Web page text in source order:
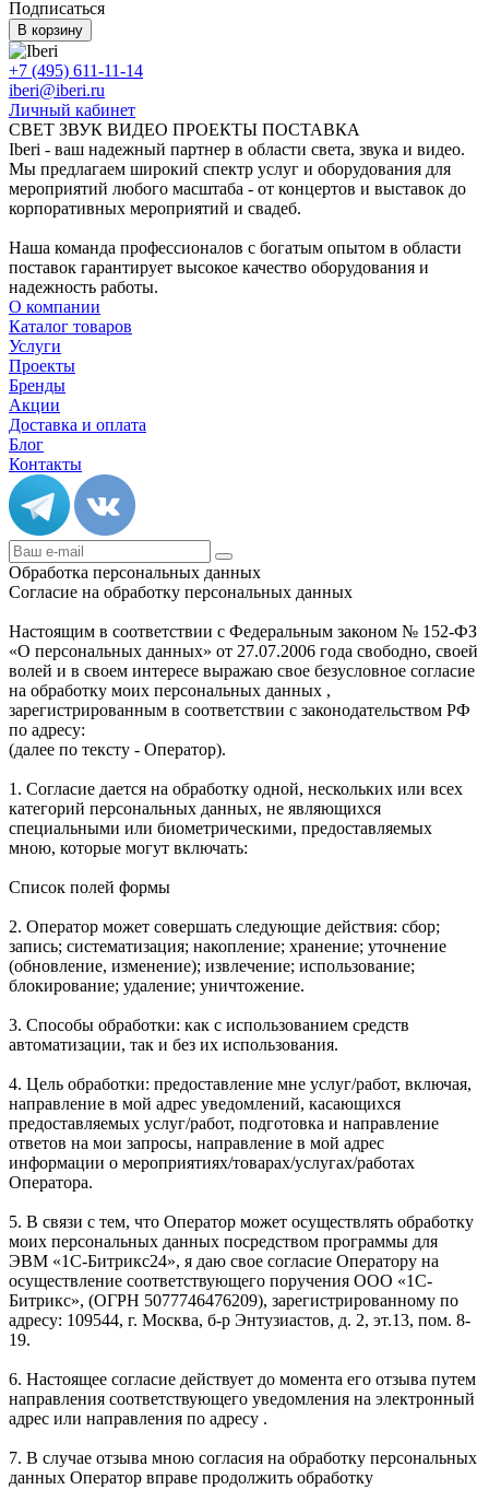
Подписаться
В корзину
+7 (495) 611-11-14
iberi@iberi.ru
Личный кабинет
СВЕТ ЗВУК ВИДЕО ПРОЕКТЫ ПОСТАВКА
Iberi - ваш надежный партнер в области света, звука и видео.
Мы предлагаем широкий спектр услуг и оборудования для
мероприятий любого масштаба - от концертов и выставок до
корпоративных мероприятий и свадеб.
Наша команда профессионалов с богатым опытом в области
поставок гарантирует высокое качество оборудования и
надежность работы.
О компании
Каталог товаров
Услуги
Проекты
Бренды
Акции
Доставка и оплата
Блог
Контакты
Обработка персональных данных
Согласие на обработку персональных данных
Настоящим в соответствии с Федеральным законом № 152-ФЗ
«О персональных данных» от 27.07.2006 года свободно, своей
волей и в своем интересе выражаю свое безусловное согласие
на обработку моих персональных данных ,
зарегистрированным в соответствии с законодательством РФ
по адресу:
(далее по тексту - Оператор).
1. Согласие дается на обработку одной, нескольких или всех
категорий персональных данных, не являющихся
специальными или биометрическими, предоставляемых
мною, которые могут включать:
Список полей формы
2. Оператор может совершать следующие действия: сбор;
запись; систематизация; накопление; хранение; уточнение
(обновление, изменение); извлечение; использование;
блокирование; удаление; уничтожение.
3. Способы обработки: как с использованием средств
автоматизации, так и без их использования.
4. Цель обработки: предоставление мне услуг/работ, включая,
направление в мой адрес уведомлений, касающихся
предоставляемых услуг/работ, подготовка и направление
ответов на мои запросы, направление в мой адрес
информации о мероприятиях/товарах/услугах/работах
Оператора.
5. В связи с тем, что Оператор может осуществлять обработку
моих персональных данных посредством программы для
ЭВМ «1С-Битрикс24», я даю свое согласие Оператору на
осуществление соответствующего поручения ООО «1С-
Битрикс», (ОГРН 5077746476209), зарегистрированному по
адресу: 109544, г. Москва, б-р Энтузиастов, д. 2, эт.13, пом. 8-
19.
6. Настоящее согласие действует до момента его отзыва путем
направления соответствующего уведомления на электронный
адрес или направления по адресу .
7. В случае отзыва мною согласия на обработку персональных
данных Оператор вправе продолжить обработку